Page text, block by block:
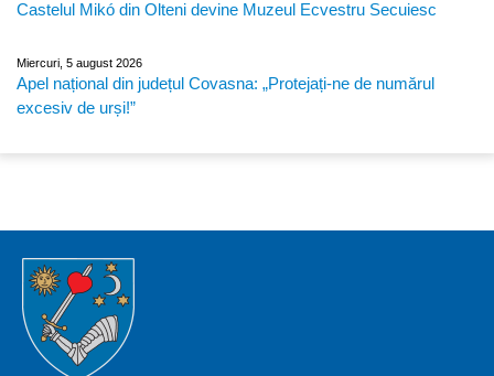
Castelul Mikó din Olteni devine Muzeul Ecvestru Secuiesc
Miercuri, 5 august 2026
Apel național din județul Covasna: „Protejați-ne de numărul
excesiv de urși!”